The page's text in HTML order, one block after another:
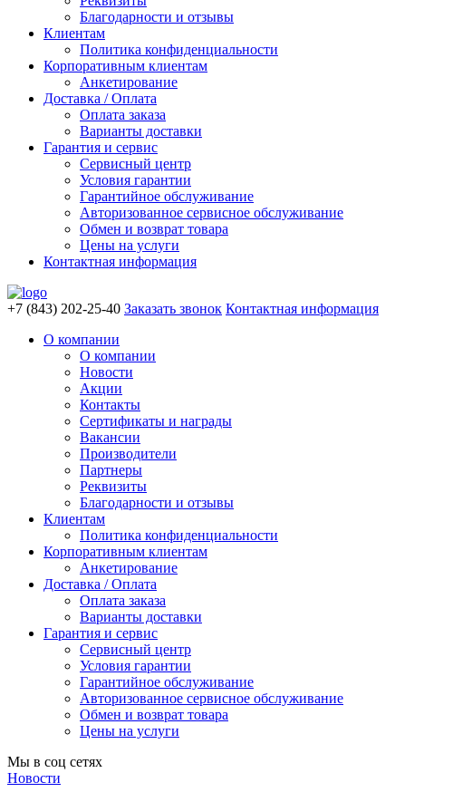
Благодарности и отзывы
Клиентам
Политика конфиденциальности
Корпоративным клиентам
Анкетирование
Доставка / Оплата
Оплата заказа
Варианты доставки
Гарантия и сервис
Сервисный центр
Условия гарантии
Гарантийное обслуживание
Авторизованное сервисное обслуживание
Обмен и возврат товара
Цены на услуги
Контактная информация
+7 (843) 202-25-40 Заказать звонок Контактная информация
О компании
О компании
Новости
Акции
Контакты
Сертификаты и награды
Вакансии
Производители
Партнеры
Реквизиты
Благодарности и отзывы
Клиентам
Политика конфиденциальности
Корпоративным клиентам
Анкетирование
Доставка / Оплата
Оплата заказа
Варианты доставки
Гарантия и сервис
Сервисный центр
Условия гарантии
Гарантийное обслуживание
Авторизованное сервисное обслуживание
Обмен и возврат товара
Цены на услуги
Мы в соц сетях
Новости